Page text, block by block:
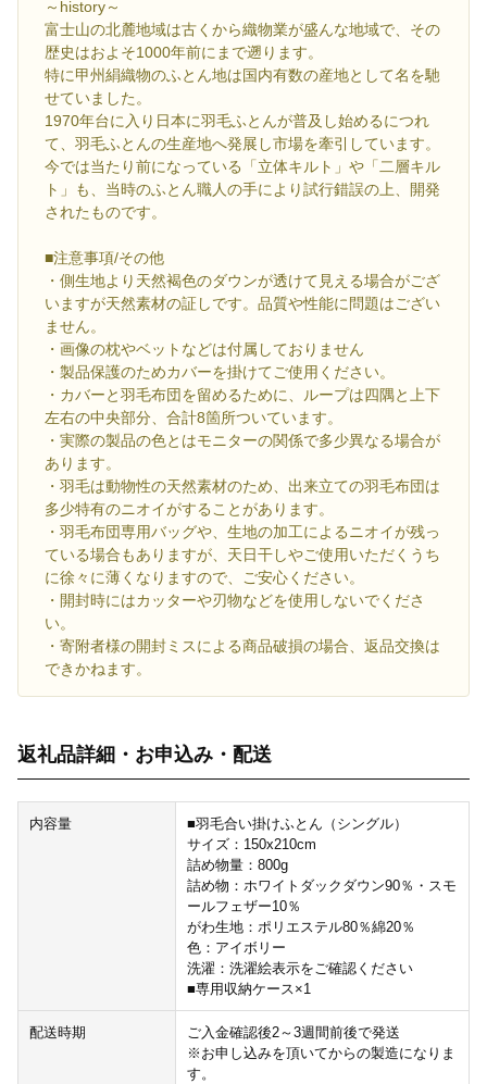
～history～
富士山の北麓地域は古くから織物業が盛んな地域で、その
歴史はおよそ1000年前にまで遡ります。
特に甲州絹織物のふとん地は国内有数の産地として名を馳
せていました。
1970年台に入り日本に羽毛ふとんが普及し始めるにつれ
て、羽毛ふとんの生産地へ発展し市場を牽引しています。
今では当たり前になっている「立体キルト」や「二層キル
ト」も、当時のふとん職人の手により試行錯誤の上、開発
されたものです。
■注意事項/その他
・側生地より天然褐色のダウンが透けて見える場合がござ
いますが天然素材の証しです。品質や性能に問題はござい
ません。
・画像の枕やベットなどは付属しておりません
・製品保護のためカバーを掛けてご使用ください。
・カバーと羽毛布団を留めるために、ループは四隅と上下
左右の中央部分、合計8箇所ついています。
・実際の製品の色とはモニターの関係で多少異なる場合が
あります。
・羽毛は動物性の天然素材のため、出来立ての羽毛布団は
多少特有のニオイがすることがあります。
・羽毛布団専用バッグや、生地の加工によるニオイが残っ
ている場合もありますが、天日干しやご使用いただくうち
に徐々に薄くなりますので、ご安心ください。
・開封時にはカッターや刃物などを使用しないでくださ
い。
・寄附者様の開封ミスによる商品破損の場合、返品交換は
できかねます。
返礼品詳細・お申込み・配送
内容量
■羽毛合い掛けふとん（シングル）
サイズ：150x210cm
詰め物量：800g
詰め物：ホワイトダックダウン90％・スモ
ールフェザー10％
がわ生地：ポリエステル80％綿20％
色：アイボリー
洗濯：洗濯絵表示をご確認ください
■専用収納ケース×1
配送時期
ご入金確認後2～3週間前後で発送
※お申し込みを頂いてからの製造になりま
す。